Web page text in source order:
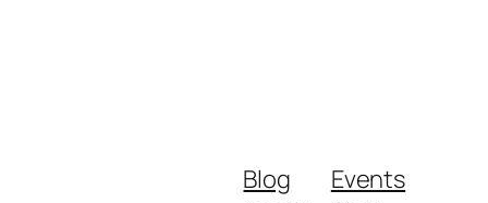
Blog
Events